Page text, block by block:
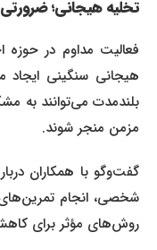
تخلیه هیجانی؛ ضرورتی
فعالیت مداوم در حوزه
هیجانی سنگینی ایجاد
بلندمدت می‌توانند به
مزمن منجر شوند.
گفت‌وگو با همکاران
شخصی، انجام تمرین‌های
روش‌های مؤثر برای کاهش